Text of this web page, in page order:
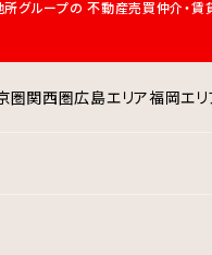
グループの 不動産売買仲介・賃
圏関西圏広島エリア福岡エ